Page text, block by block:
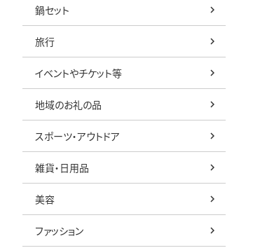
鍋セット
旅行
イベントやチケット等
地域のお礼の品
スポーツ・アウトドア
雑貨・日用品
美容
ファッション